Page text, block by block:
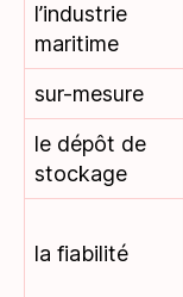
l’industrie
maritime
sur-mesure
le dépôt de
stockage
la fiabilité